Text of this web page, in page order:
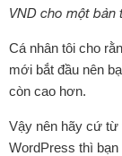
VND cho một bản
Cá nhân tôi cho
mới bắt đầu nên
còn cao hơn.
Vậy nên hãy cứ
WordPress thì bạn